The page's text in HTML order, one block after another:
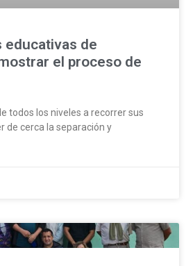
educativas de
el proceso de
todos los niveles a recorrer sus
de cerca la separación y